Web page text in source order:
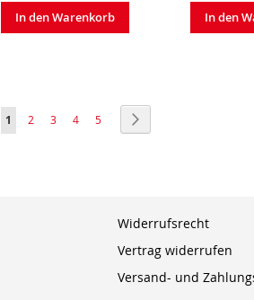
In den Warenkorb In den
Seite
Sie lesen gerade Seite
1 Seite
2 Seite
3 Seite
4 Seite
5
Widerrufsrecht
Vertrag widerrufen
Versand- und